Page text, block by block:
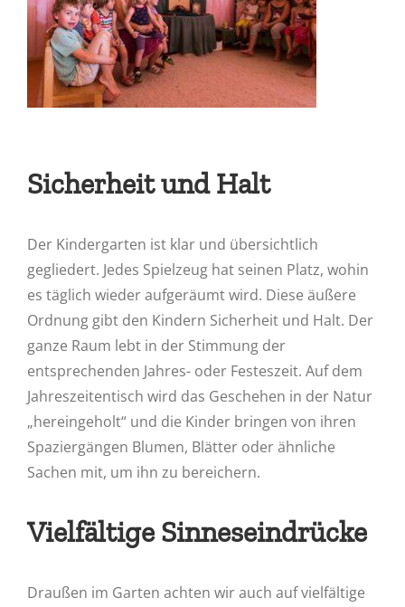
Sicherheit und Halt
Der Kindergarten ist klar und übersichtlich
gegliedert. Jedes Spielzeug hat seinen Platz, wohin
es täglich wieder aufgeräumt wird. Diese äußere
Ordnung gibt den Kindern Sicherheit und Halt. Der
ganze Raum lebt in der Stimmung der
entsprechenden Jahres- oder Festeszeit. Auf dem
Jahreszeitentisch wird das Geschehen in der Natur
„hereingeholt“ und die Kinder bringen von ihren
Spaziergängen Blumen, Blätter oder ähnliche
Sachen mit, um ihn zu bereichern.
Vielfältige Sinneseindrücke
Draußen im Garten achten wir auch auf vielfältige